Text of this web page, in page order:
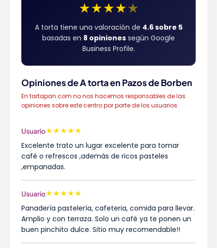
★★★★★
A torta tiene una valoración de 4.6 sobre 5
basadas en 8 opiniones según Google
Business Profile.
Opiniones de A torta en Pazos de Borben
En tartapan.com no nos hacemos responsables de las
opiniones sobre este centro por parte de los usuarios.
Usuario★★★★★
Excelente trato un lugar excelente para tomar
café o refrescos ,además de ricos pasteles
,empanadas.
Usuario★★★★★
Panadería pastelería, cafeteria, comida para llevar.
Amplio y con terraza. Solo un café ya te ponen un
buen pinchito dulce. Sitio muy recomendable!!